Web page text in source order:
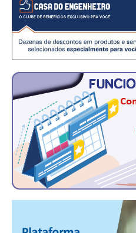
PALAVRA DO MURILO
NOTÍCIAS
CONTEÚDO ESPECIAL
JORNAL DO ENGENHEIRO
SEESP NOTÍCIAS
NOTÍCIAS NO WHATSAPP
FOTOS
PUBLICAÇÕES